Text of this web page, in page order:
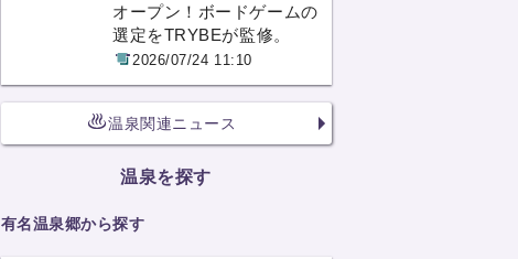
オープン！ボードゲームの
選定をTRYBEが監修。
2026/07/24 11:10
温泉関連ニュース
温泉を探す
有名温泉郷から探す